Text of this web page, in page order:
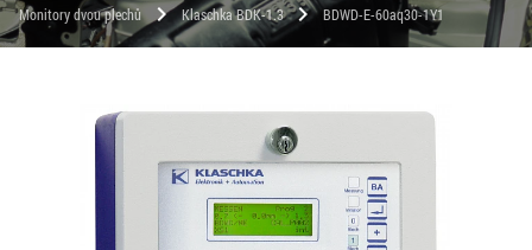
Monitory dvou plechů chevron_right Klaschka BDK-1.3 chevron_right BDWD-E-60aq30-1Y1